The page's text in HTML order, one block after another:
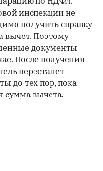
по НДФЛ.
инспекции не
получить справку
вычет. Поэтому
документы
После получения
перестанет
до тех пор, пока
сумма вычета.